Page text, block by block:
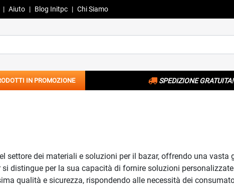
| Aiuto | Blog Initpc | Chi Siamo
IN PROMOZIONE SPEDIZIONE GRATUITA!
settore dei materiali e soluzioni per il bazar, offrendo una
si distingue per la sua capacità di fornire soluzioni
qualità e sicurezza, rispondendo alle necessità dei